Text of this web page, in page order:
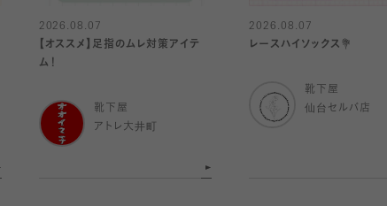
2026.08.07
【オススメ】足指のムレ対策アイテ
ム！
靴下屋
アトレ大井町
2026.08.07
レースハイソックス💐
靴下屋
仙台セルバ店